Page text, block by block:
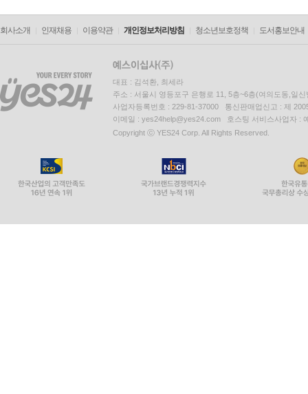
회사소개 인재채용 이용약관 개인정보처리방침 청소년보호정책 도서홍보안내
대표 : 김석환, 최세라
주소 : 서울시 영등포구 은행로 11, 5층~6층(여의도동,일신
사업자등록번호 : 229-81-37000 통신판매업신고 : 제
이메일 : yes24help@yes24.com 호스팅 서비스사업자 :
Copyright ⓒ YES24 Corp. All Rights Reserved.